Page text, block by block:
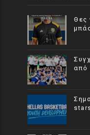
Θες
από